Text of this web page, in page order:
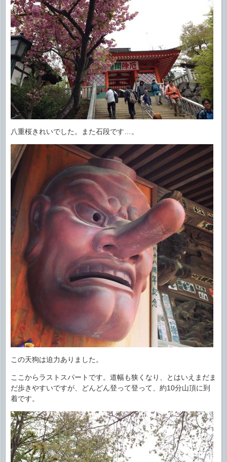
八重桜きれいでした。また石段です…。
この天狗は迫力ありました。
ここからラストスパートです。道幅も狭くなり、とはいえまだま
だ歩きやすいですが、どんどん登って登って、約10分山頂に到
着です。